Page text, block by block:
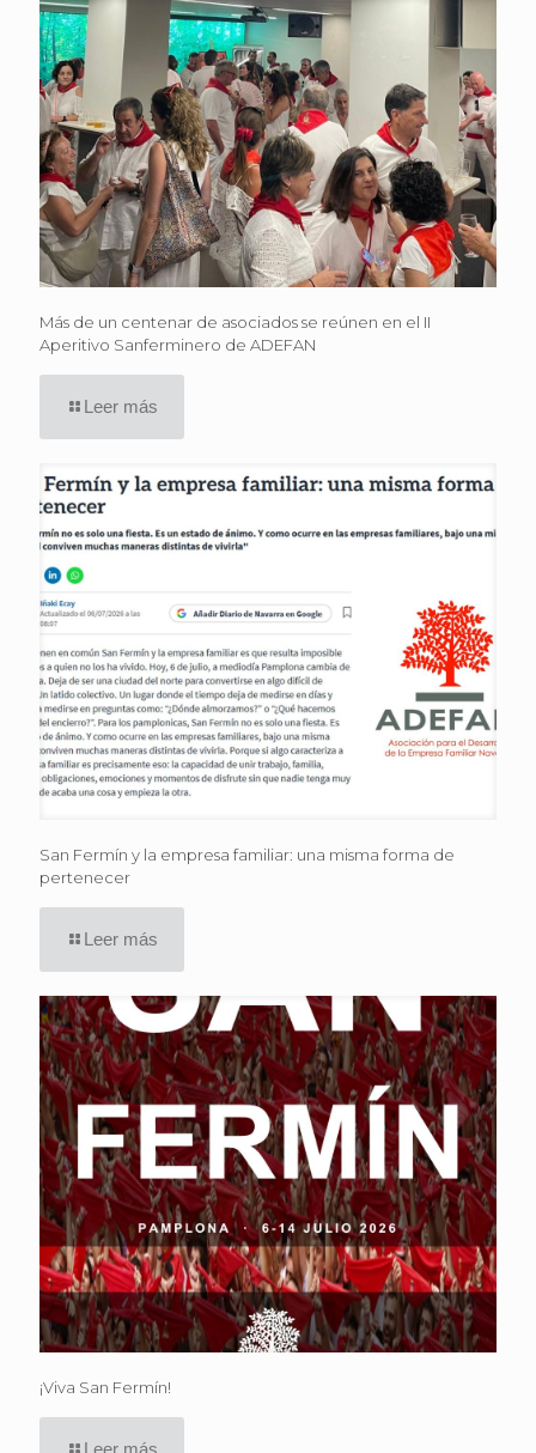
Más de un centenar de asociados se reúnen en el II
Aperitivo Sanferminero de ADEFAN
Leer más
San Fermín y la empresa familiar: una misma forma de
pertenecer
Leer más
¡Viva San Fermín!